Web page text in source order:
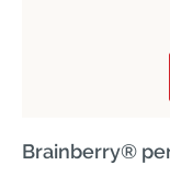
Brainberry®